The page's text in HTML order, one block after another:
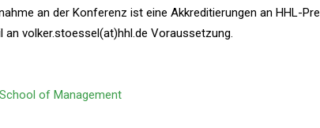
an der Konferenz ist eine Akkreditierungen an HHL-
volker.stoessel(at)hhl.de Voraussetzung.
of Management